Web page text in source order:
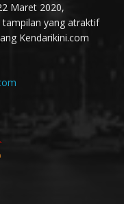
Maret 2020,
yang atraktif
Kendarikini.com